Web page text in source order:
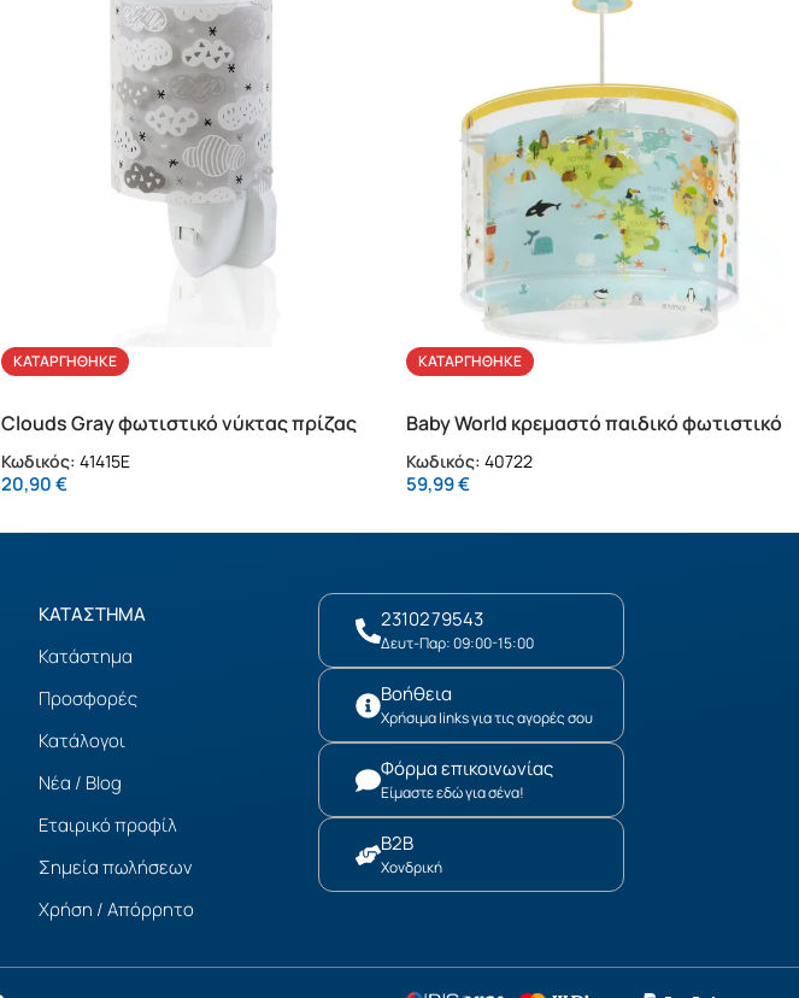
ΚΑΤΑΡΓΉΘΗΚΕ
Clouds Gray φωτιστικό νύκτας πρίζας
LED (41415E)
Κωδικός: 41415E
20,90€
ΚΑΤΑΡΓΉΘΗΚΕ
Baby World κρεμαστό παιδικό φωτιστικό
οροφής
Κωδικός: 40722
59,99€
ΚΑΤΑΣΤΗΜΑ
Κατάστημα
Προσφορές
Κατάλογοι
Νέα / Blog
Εταιρικό προφίλ
Σημεία πωλήσεων
Χρήση / Απόρρητο
2310279543
Δευτ-Παρ: 09:00-15:00
Βοήθεια
Χρήσιμα links για τις αγορές σου
Φόρμα επικοινωνίας
Είμαστε εδώ για σένα!
B2B
Χονδρική